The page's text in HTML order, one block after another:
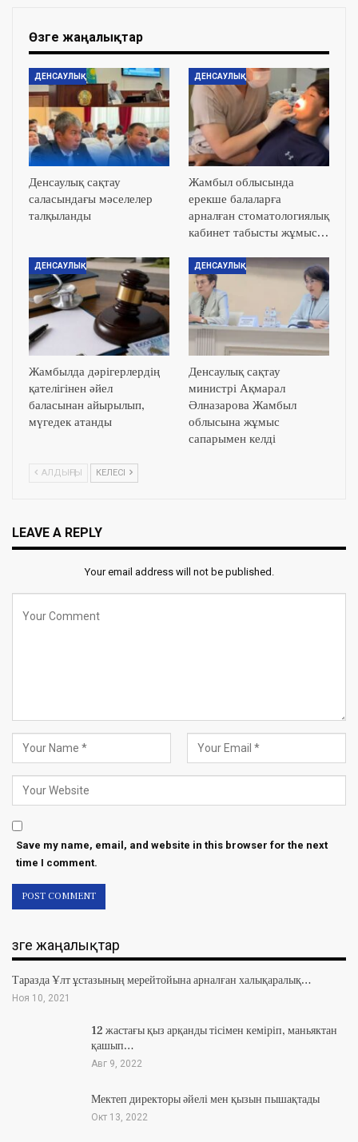
Өзге жаңалықтар
ДЕНСАУЛЫҚ
Денсаулық сақтау
саласындағы мәселелер
талқыланды
ДЕНСАУЛЫҚ
Жамбыл облысында
ерекше балаларға
арналған стоматологиялық
кабинет табысты жұмыс…
ДЕНСАУЛЫҚ
Жамбылда дәрігерлердің
қателігінен әйел
баласынан айырылып,
мүгедек атанды
ДЕНСАУЛЫҚ
Денсаулық сақтау
министрі Ақмарал
Әлназарова Жамбыл
облысына жұмыс
сапарымен келді
АЛДЫҢҒЫ КЕЛЕСІ
LEAVE A REPLY
Your email address will not be published.
Save my name, email, and website in this browser for the next
time I comment.
Өзге жаңалықтар
Таразда Ұлт ұстазының мерейтойына арналған халықаралық…
Ноя 10, 2021
12 жастағы қыз арқанды тісімен кеміріп, маньяктан
қашып…
Авг 9, 2022
Мектеп директоры әйелі мен қызын пышақтады
Окт 13, 2022